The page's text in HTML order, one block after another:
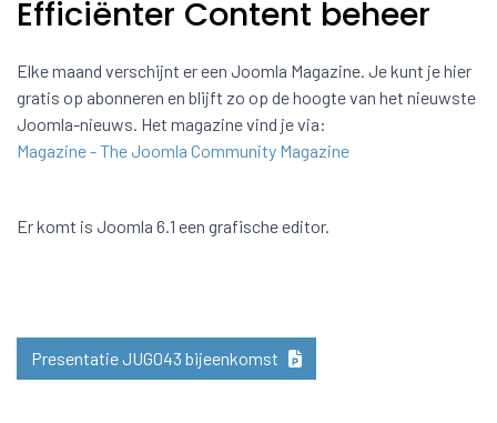
Efficiënter Content beheer
Elke maand verschijnt er een Joomla Magazine. Je kunt je hier
gratis op abonneren en blijft zo op de hoogte van het nieuwste
Joomla-nieuws. Het magazine vind je via:
Magazine - The Joomla Community Magazine
Er komt is Joomla 6.1 een grafische editor.
Presentatie JUG043 bijeenkomst